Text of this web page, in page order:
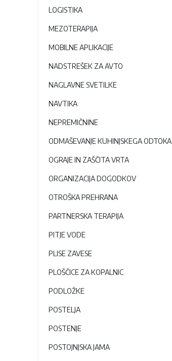
LOGISTIKA
MEZOTERAPIJA
MOBILNE APLIKACIJE
NADSTREŠEK ZA AVTO
NAGLAVNE SVETILKE
NAVTIKA
NEPREMIČNINE
ODMAŠEVANJE KUHINJSKEGA ODTOKA
OGRAJE IN ZAŠČITA VRTA
ORGANIZACIJA DOGODKOV
OTROŠKA PREHRANA
PARTNERSKA TERAPIJA
PITJE VODE
PLISE ZAVESE
PLOŠČICE ZA KOPALNIC
PODLOŽKE
POSTELJA
POSTENJE
POSTOJNJSKA JAMA